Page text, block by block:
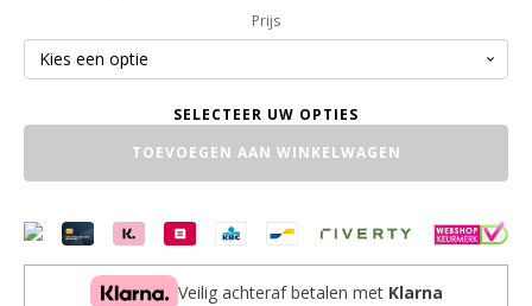
€759,00.
€449,00.
Prijs
OUTLET!
rustiek
de
kussens)
aantal
TOEVOEGEN AAN WINKELWAGEN
Veilig achteraf betalen met Klarna